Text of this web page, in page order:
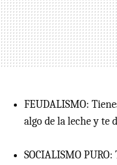
FEUDALISMO:
algo de la leche y te
SOCIALISMO